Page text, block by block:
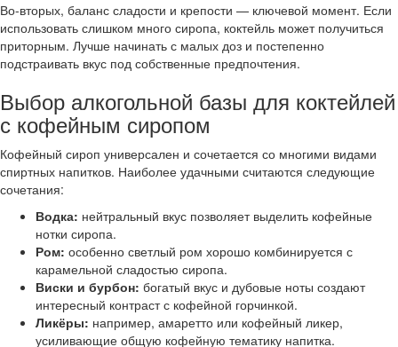
Во-вторых, баланс сладости и крепости — ключевой момент. Если
использовать слишком много сиропа, коктейль может получиться
приторным. Лучше начинать с малых доз и постепенно
подстраивать вкус под собственные предпочтения.
Выбор алкогольной базы для коктейлей
с кофейным сиропом
Кофейный сироп универсален и сочетается со многими видами
спиртных напитков. Наиболее удачными считаются следующие
сочетания:
Водка: нейтральный вкус позволяет выделить кофейные
нотки сиропа.
Ром: особенно светлый ром хорошо комбинируется с
карамельной сладостью сиропа.
Виски и бурбон: богатый вкус и дубовые ноты создают
интересный контраст с кофейной горчинкой.
Ликёры: например, амаретто или кофейный ликер,
усиливающие общую кофейную тематику напитка.